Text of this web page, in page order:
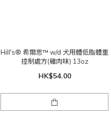
Hill's® 希爾思™ w/d 犬用體低脂體重
控制處方(雞肉味) 13oz
HK$54.00